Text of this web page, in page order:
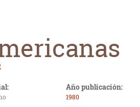
Año publicación:
1980